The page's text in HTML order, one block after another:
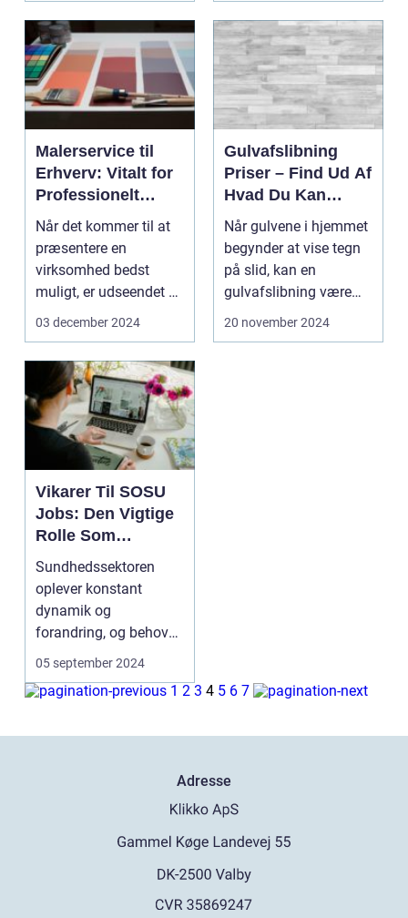
Malerservice til
Erhverv: Vitalt for
Professionelt
Indtryk og
Når det kommer til at
præsentere en
virksomhed bedst
muligt, er udseendet af
kontor- ell...
03 december 2024
Gulvafslibning
Priser – Find Ud Af
Hvad Du Kan
Forvente at Betale
Når gulvene i hjemmet
begynder at vise tegn
på slid, kan en
gulvafslibning være
de...
20 november 2024
Vikarer Til SOSU
Jobs: Den Vigtige
Rolle Som
Pædagogvikar
Sundhedssektoren
oplever konstant
dynamik og
forandring, og behovet
for kvalificeret
sundhedspersona...
05 september 2024
1 2 3 4 5 6 7
Adresse